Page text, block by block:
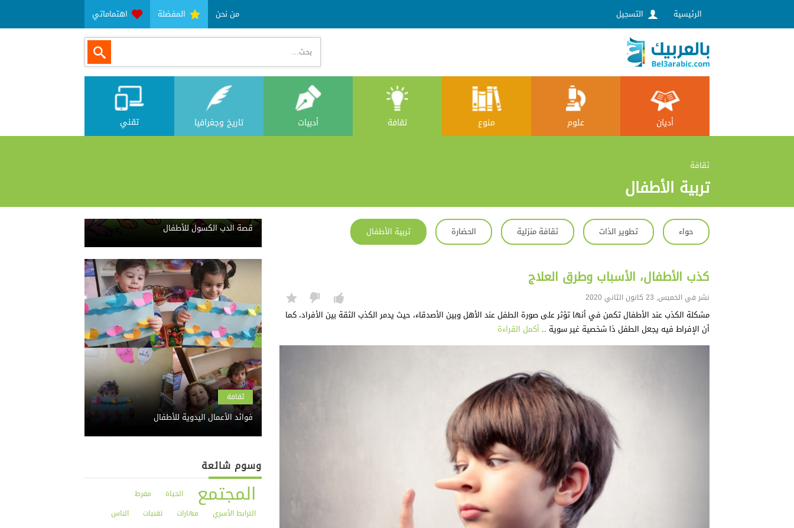
الرئيسية اهتماماتي المفضلة من نحن التسجيل
بحث...
أديان علوم منوع ثقافة أدبيات تاريخ وجغرافيا تقني
ثقافة
تربية الأطفال
حواء تطوير الذات ثقافة منزلية الحضارة تربية الأطفال
كذب الأطفال، الأسباب وطرق العلاج
نشر في الخميس, 23 كانون الثاني 2020
مشكلة الكذب عند الأطفال تكمن في أنها تؤثر على صورة الطفل عند الأهل وبين الأصدقاء، حيث يدمر الكذب الثقة بين الأفراد، كما
أن الإفراط فيه يجعل الطفل ذا شخصية غير سوية .. أكمل القراءة
ثقافة
كيف أعلم ولدي الاستنجاء بنفسه؟
ثقافة
قصة الدب الكسول للأطفال
ثقافة
فوائد الأعمال اليدوية للأطفال
وسوم شائعة
المجتمع الحياة
مفرط
الترابط الأسري
مهارات تقنيات الناس